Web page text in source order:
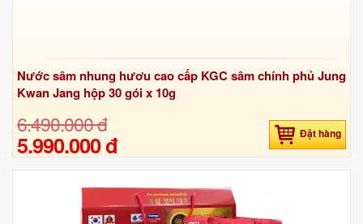
Nước sâm nhung hươu cao cấp KGC sâm chính phủ Jung
Kwan Jang hộp 30 gói x 10g
6.490.000 đ
5.990.000 đ Đặt hàng